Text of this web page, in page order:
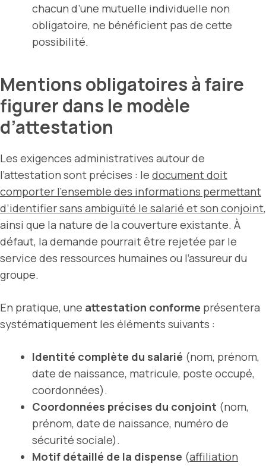
chacun d’une mutuelle individuelle non
obligatoire, ne bénéficient pas de cette
possibilité.
Mentions obligatoires à faire
figurer dans le modèle
d’attestation
Les exigences administratives autour de
l’attestation sont précises : le document doit
comporter l’ensemble des informations permettant
d’identifier sans ambiguïté le salarié et son conjoint,
ainsi que la nature de la couverture existante. À
défaut, la demande pourrait être rejetée par le
service des ressources humaines ou l’assureur du
groupe.
En pratique, une attestation conforme présentera
systématiquement les éléments suivants :
Identité complète du salarié (nom, prénom,
date de naissance, matricule, poste occupé,
coordonnées).
Coordonnées précises du conjoint (nom,
prénom, date de naissance, numéro de
sécurité sociale).
Motif détaillé de la dispense (affiliation